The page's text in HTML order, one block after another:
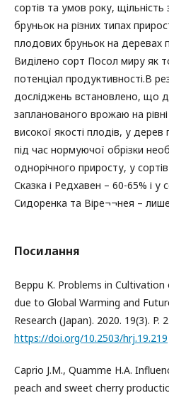
сортів та умов року,
бруньок на різних типах
плодових бруньок на деревах
Виділено сорт Посол миру як
потенціал продуктивності.В
досліджень встановлено, що
запланованого врожаю на
високої якості плодів, у
під час нормуючої обрізки
однорічного приросту, у
Сказка і Редхавен – 60-65% і у
Сидоренка та Віре¬¬нея –
Посилання
Beppu K. Problems in
due to Global Warming and
Research (Japan). 2020. 19(3). P.
https://doi.org/10.2503/hrj.19.219
Caprio J.M., Quamme H.A.
peach and sweet cherry